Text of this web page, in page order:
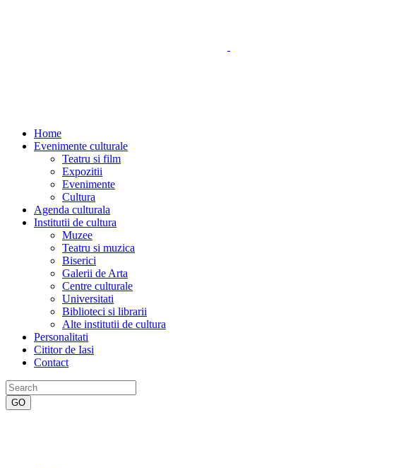
Home
Evenimente culturale
Teatru si film
Expozitii
Evenimente
Cultura
Agenda culturala
Institutii de cultura
Muzee
Teatru si muzica
Biserici
Galerii de Arta
Centre culturale
Universitati
Biblioteci si librarii
Alte institutii de cultura
Personalitati
Cititor de Iasi
Contact